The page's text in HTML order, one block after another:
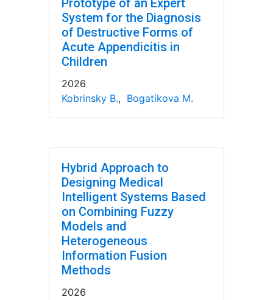
Prototype of an Expert
System for the Diagnosis
of Destructive Forms of
Acute Appendicitis in
Children
2026
Kobrinsky B., Bogatikova M.
Hybrid Approach to
Designing Medical
Intelligent Systems Based
on Combining Fuzzy
Models and
Heterogeneous
Information Fusion
Methods
2026